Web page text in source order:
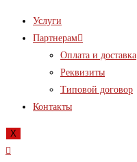
Услуги
Партнерам
Оплата и доставка
Реквизиты
Типовой договор
Контакты
X